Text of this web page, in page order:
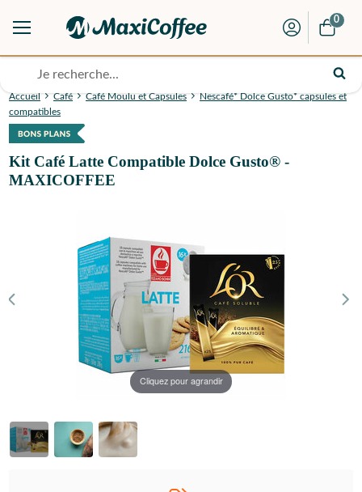
0
Accueil Café Café Moulu et Capsules
Nescafé* Dolce Gusto* capsules et
compatibles
Kit Café Latte Compatible Dolce Gusto® -
MAXICOFFEE
Cliquez pour agrandir